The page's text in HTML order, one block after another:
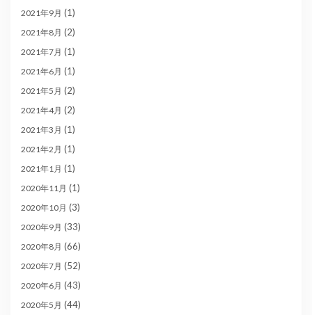
2021年9月 (1)
2021年8月 (2)
2021年7月 (1)
2021年6月 (1)
2021年5月 (2)
2021年4月 (2)
2021年3月 (1)
2021年2月 (1)
2021年1月 (1)
2020年11月 (1)
2020年10月 (3)
2020年9月 (33)
2020年8月 (66)
2020年7月 (52)
2020年6月 (43)
2020年5月 (44)